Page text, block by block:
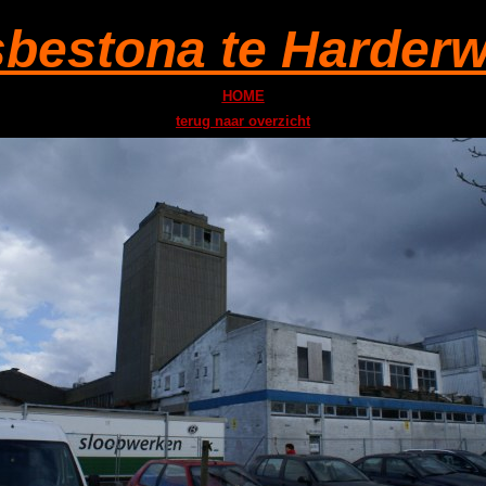
te
HOME
terug naar overzicht